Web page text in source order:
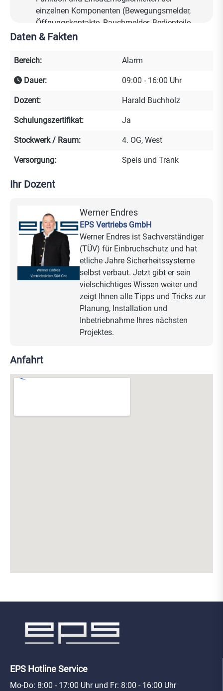
einzelnen Komponenten (Bewegungsmelder,
Öffnungskontakte, Rauchmelder, Bedienteile
usw.)
Einführung der Programmiersoftware F-Link
Gefahrenmeldesystems
Funktionsprüfung des Systems
Vorstellung der MyJablotron und MyCompany
Registrierung bei MyJablotron / MyCompany
Kenntnisse über Einsatzmöglichkeiten des JA-
100 Gefahrenmeldesystems
Umfassende Kenntnisse zum Systemaufbau
und der Funktionsweise des JA-100 Systems
Diagnose und Funktionsprüfung des Systems
Registrierung zur Nutzung der App Funktion
Errichterunternehmen Sicherheitstechnik,
Daten & Fakten
Bereich: Alarm
Dauer: 09:00 - 16:00 Uhr
Dozent: Harald Buchholz
Schulungszertifikat: Ja
Stockwerk / Raum: 4. OG, West
Versorgung: Speis und Trank
Ihr Dozent
Werner Endres
EPS Vertriebs GmbH
Werner Endres ist Sachverständiger
(TÜV) für Einbruchschutz und hat
etliche Jahre Sicherheitssysteme
selbst verbaut. Jetzt gibt er sein
vielschichtiges Wissen weiter und
zeigt Ihnen alle Tipps und Tricks zur
Planung, Installation und
Inbetriebnahme Ihres nächsten
Projektes.
Anfahrt
EPS Hotline Service
Mo-Do: 8:00 - 17:00 Uhr und Fr: 8:00 - 16:00 Uhr